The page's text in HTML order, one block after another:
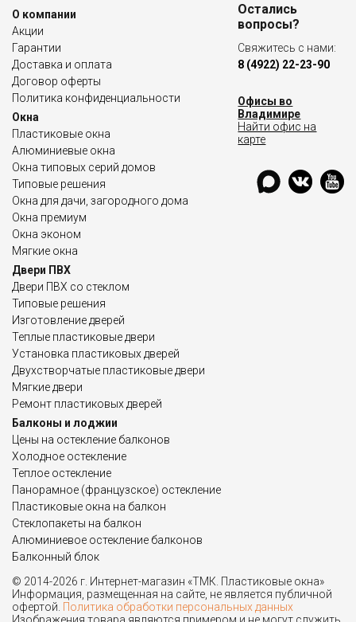
О компании
Акции
Гарантии
Доставка и оплата
Договор оферты
Политика конфиденциальности
Окна
Пластиковые окна
Алюминиевые окна
Окна типовых серий домов
Типовые решения
Окна для дачи, загородного дома
Окна премиум
Окна эконом
Мягкие окна
Двери ПВХ
Двери ПВХ со стеклом
Типовые решения
Изготовление дверей
Теплые пластиковые двери
Установка пластиковых дверей
Двухстворчатые пластиковые двери
Мягкие двери
Ремонт пластиковых дверей
Балконы и лоджии
Цены на остекление балконов
Холодное остекление
Теплое остекление
Панорамное (французское) остекление
Пластиковые окна на балкон
Стеклопакеты на балкон
Алюминиевое остекление балконов
Балконный блок
Остались
вопросы?
Свяжитесь с нами:
8 (4922) 22-23-90
Офисы во
Владимире
Найти офис на
карте
© 2014-2026 г. Интернет-магазин «ТМК. Пластиковые окна»
Информация, размещенная на сайте, не является публичной
офертой. Политика обработки персональных данных